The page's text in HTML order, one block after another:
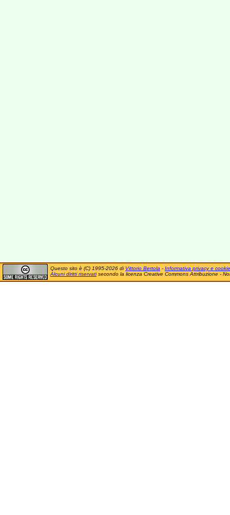
Questo sito è (C) 1995-2026 di Vittorio Bertola - Informativa privacy e cookie
Alcuni diritti riservatisecondo la licenza Creative Commons Attribuzione -